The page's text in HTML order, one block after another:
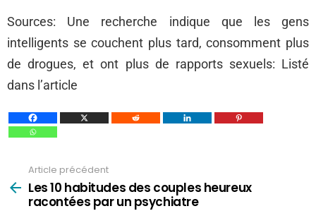
Sources: Une recherche indique que les gens
intelligents se couchent plus tard, consomment plus
de drogues, et ont plus de rapports sexuels: Listé
dans l’article
plus
Article précédent
Les 10 habitudes des couples heureux
racontées par un psychiatre